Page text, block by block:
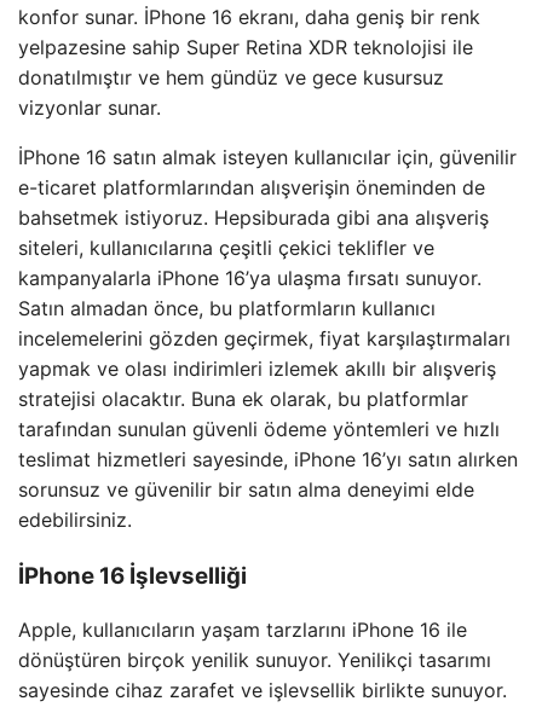
konfor sunar. İPhone 16 ekranı, daha geniş bir renk
yelpazesine sahip Super Retina XDR teknolojisi ile
donatılmıştır ve hem gündüz ve gece kusursuz
vizyonlar sunar.
İPhone 16 satın almak isteyen kullanıcılar için, güvenilir
e-ticaret platformlarından alışverişin öneminden de
bahsetmek istiyoruz. Hepsiburada gibi ana alışveriş
siteleri, kullanıcılarına çeşitli çekici teklifler ve
kampanyalarla iPhone 16’ya ulaşma fırsatı sunuyor.
Satın almadan önce, bu platformların kullanıcı
incelemelerini gözden geçirmek, fiyat karşılaştırmaları
yapmak ve olası indirimleri izlemek akıllı bir alışveriş
stratejisi olacaktır. Buna ek olarak, bu platformlar
tarafından sunulan güvenli ödeme yöntemleri ve hızlı
teslimat hizmetleri sayesinde, iPhone 16’yı satın alırken
sorunsuz ve güvenilir bir satın alma deneyimi elde
edebilirsiniz.
İPhone 16 İşlevselliği
Apple, kullanıcıların yaşam tarzlarını iPhone 16 ile
dönüştüren birçok yenilik sunuyor. Yenilikçi tasarımı
sayesinde cihaz zarafet ve işlevsellik birlikte sunuyor.